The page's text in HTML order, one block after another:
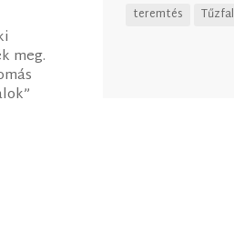
meg.
teremtés
Tűzfal